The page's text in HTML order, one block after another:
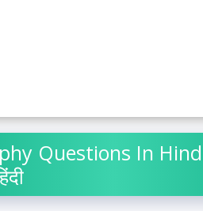
Questions In Hindi